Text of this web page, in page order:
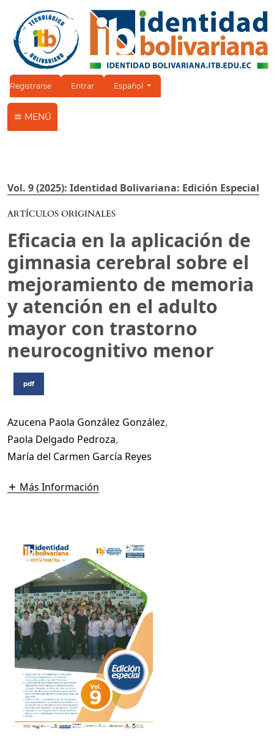
Registrarse Entrar Cambiar el idioma. El idioma actual es:
Español
MENÚ
Vol. 9 (2025): Identidad Bolivariana: Edición Especial
ARTÍCULOS ORIGINALES
Eficacia en la aplicación de
gimnasia cerebral sobre el
mejoramiento de memoria
y atención en el adulto
mayor con trastorno
neurocognitivo menor
pdf
Azucena Paola González González,
Paola Delgado Pedroza,
María del Carmen García Reyes
Más Información